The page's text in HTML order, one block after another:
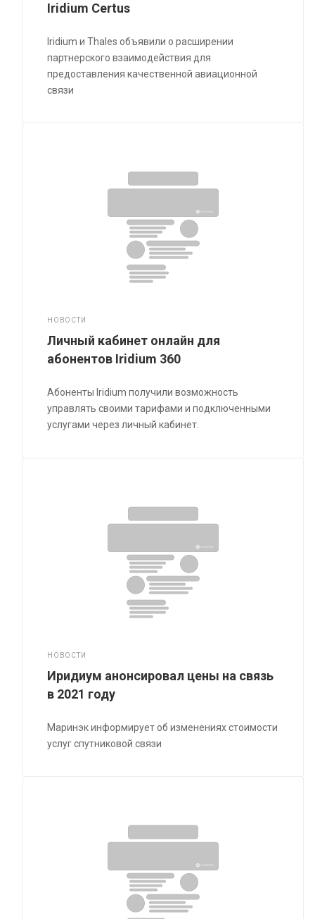
Iridium Certus
Iridium и Thales объявили о расширении
партнерского взаимодействия для
предоставления качественной авиационной
связи
НОВОСТИ
Личный кабинет онлайн для
абонентов Iridium 360
Абоненты Iridium получили возможность
управлять своими тарифами и подключенными
услугами через личный кабинет.
НОВОСТИ
Иридиум анонсировал цены на связь
в 2021 году
Маринэк информирует об изменениях стоимости
услуг спутниковой связи